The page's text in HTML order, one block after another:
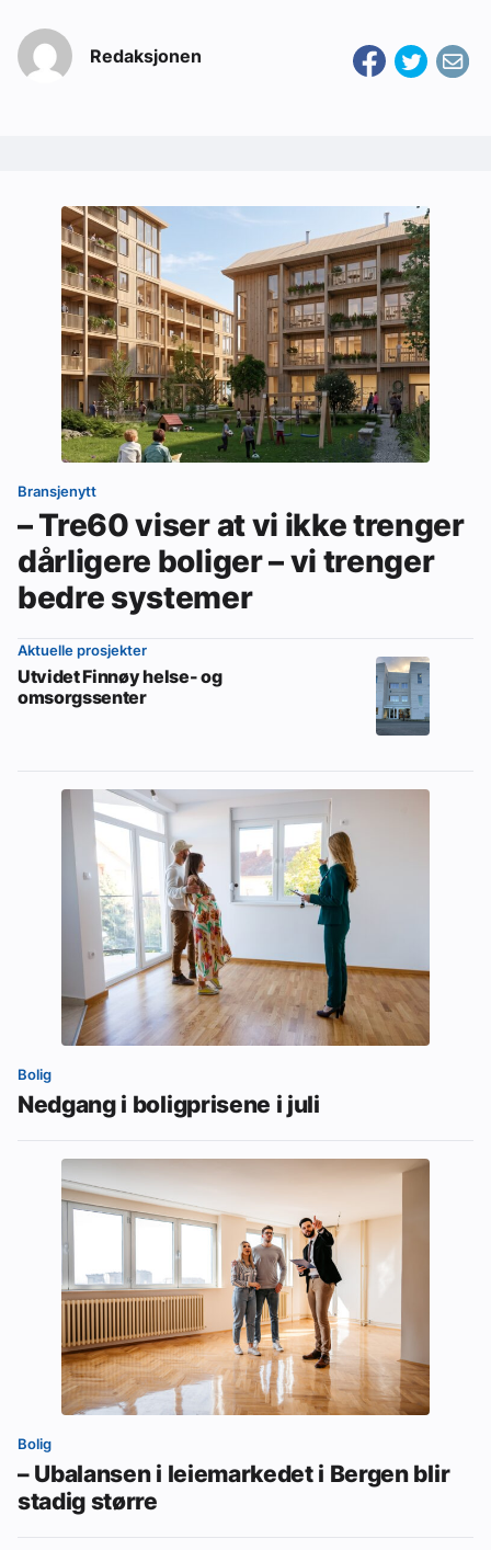
Redaksjonen
Bransjenytt
– Tre60 viser at vi ikke trenger
dårligere boliger – vi trenger
bedre systemer
Aktuelle prosjekter
Utvidet Finnøy helse- og
omsorgssenter
Bolig
Nedgang i boligprisene i juli
Bolig
– Ubalansen i leiemarkedet i Bergen blir
stadig større